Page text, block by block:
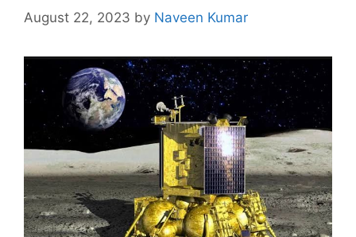
August 22, 2023 by Naveen Kumar